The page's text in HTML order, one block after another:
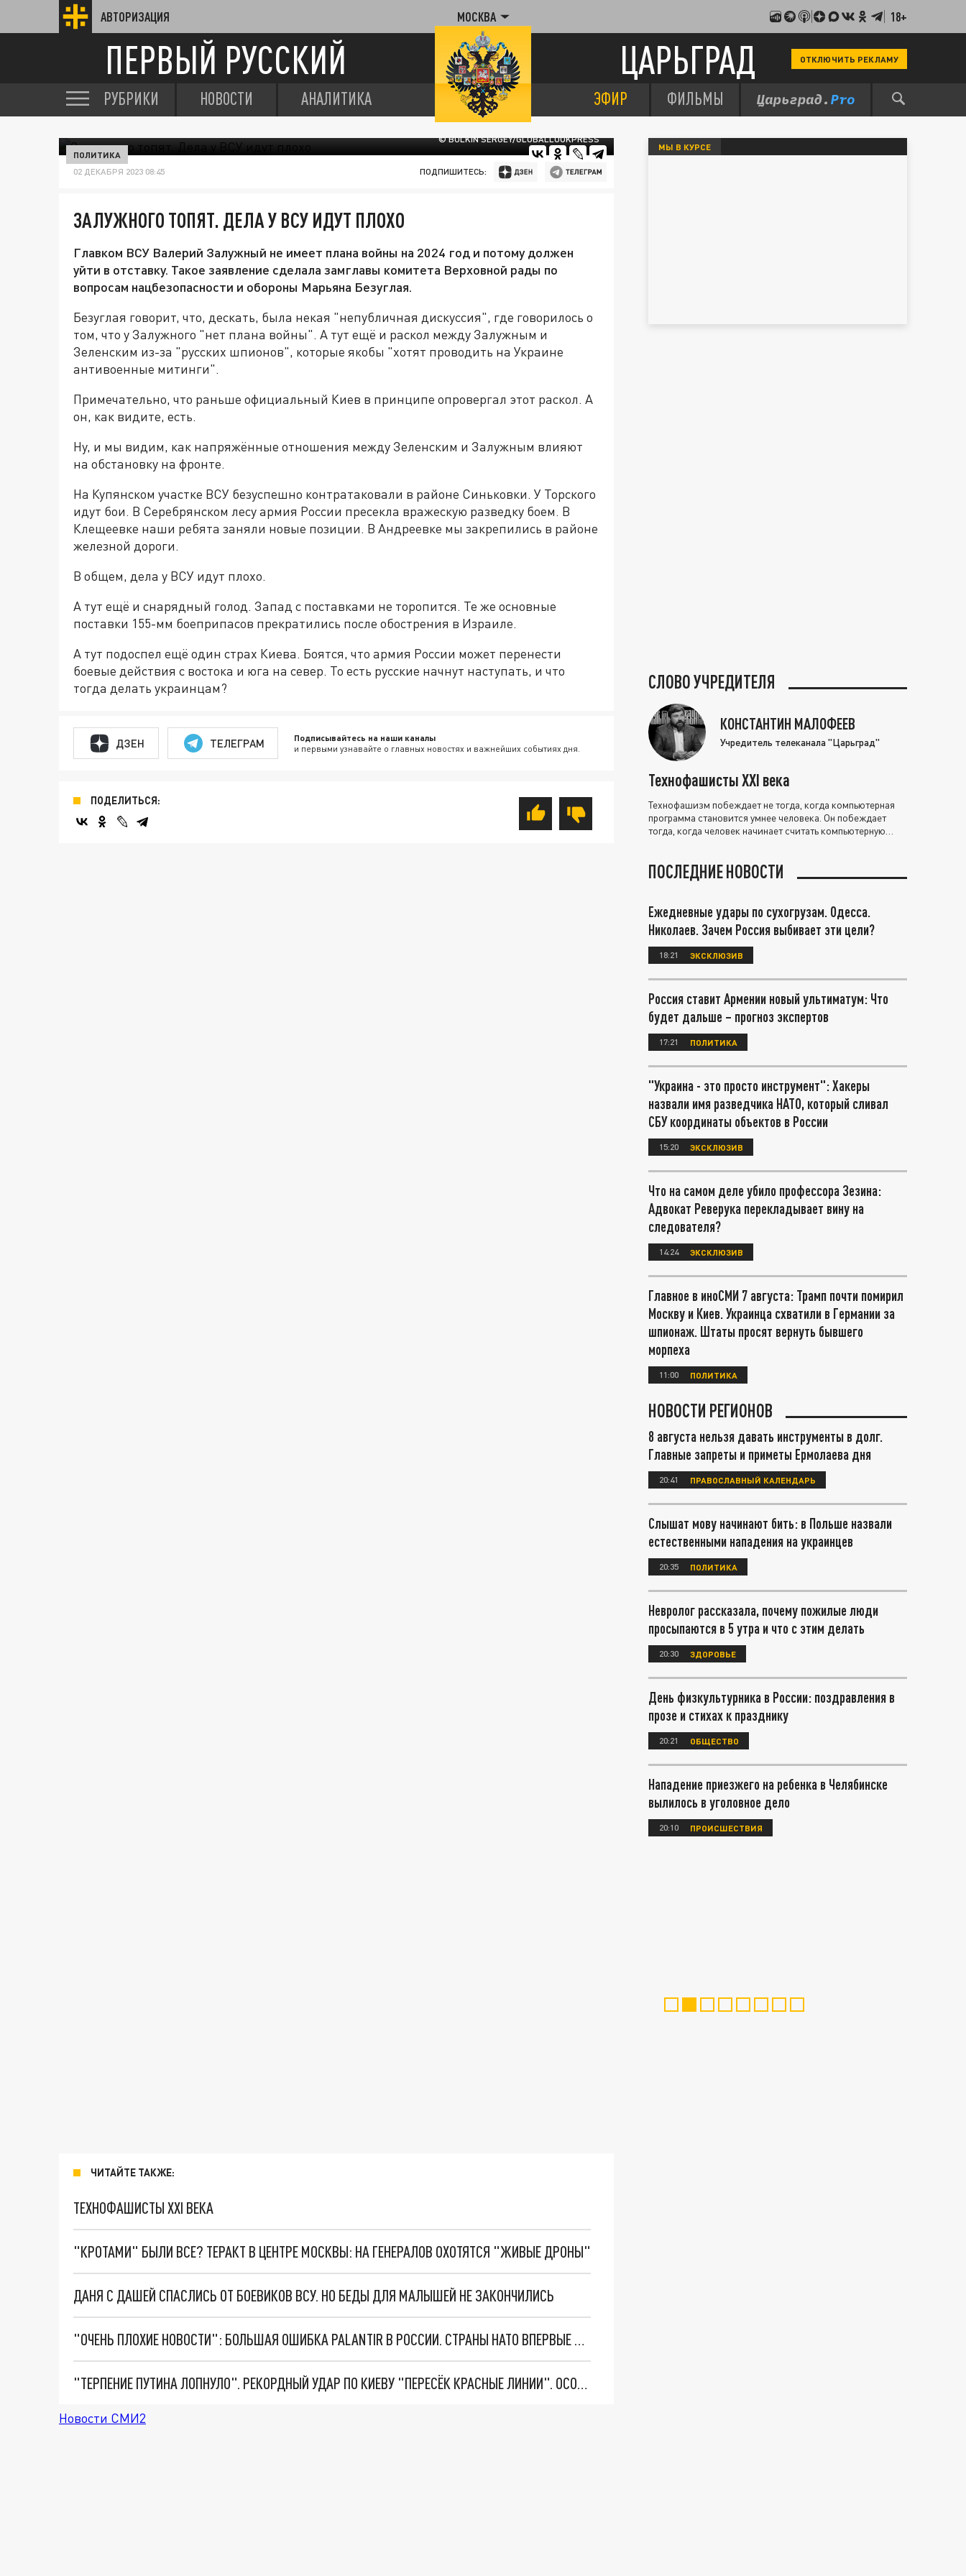
АВТОРИЗАЦИЯ МОСКВА 18+
ПЕРВЫЙ РУССКИЙ ЦАРЬГРАД ОТКЛЮЧИТЬ РЕКЛАМУ
РУБРИКИ НОВОСТИ АНАЛИТИКА ЭФИР ФИЛЬМЫ
© BULKIN SERGEY/GLOBALLOOKPRESS
ПОЛИТИКА
02 ДЕКАБРЯ 2023 08:45 ПОДПИШИТЕСЬ:
ЗАЛУЖНОГО ТОПЯТ. ДЕЛА У ВСУ ИДУТ ПЛОХО
Главком ВСУ Валерий Залужный не имеет плана войны на 2024 год и потому должен
уйти в отставку. Такое заявление сделала замглавы комитета Верховной рады по
вопросам нацбезопасности и обороны Марьяна Безуглая.
Безуглая говорит, что, дескать, была некая "непубличная дискуссия", где говорилось о
том, что у Залужного "нет плана войны". А тут ещё и раскол между Залужным и
Зеленским из-за "русских шпионов", которые якобы "хотят проводить на Украине
антивоенные митинги".
Примечательно, что раньше официальный Киев в принципе опровергал этот раскол. А
он, как видите, есть.
Ну, и мы видим, как напряжённые отношения между Зеленским и Залужным влияют
на обстановку на фронте.
На Купянском участке ВСУ безуспешно контратаковали в районе Синьковки. У Торского
идут бои. В Серебрянском лесу армия России пресекла вражескую разведку боем. В
Клещеевке наши ребята заняли новые позиции. В Андреевке мы закрепились в районе
железной дороги.
В общем, дела у ВСУ идут плохо.
А тут ещё и снарядный голод. Запад с поставками не торопится. Те же основные
поставки 155-мм боеприпасов прекратились после обострения в Израиле.
А тут подоспел ещё один страх Киева. Боятся, что армия России может перенести
боевые действия с востока и юга на север. То есть русские начнут наступать, и что
тогда делать украинцам?
ДЗЕН ТЕЛЕГРАМ Подписывайтесь на наши каналы
и первыми узнавайте о главных новостях и важнейших событиях дня.
ПОДЕЛИТЬСЯ:
ЧИТАЙТЕ ТАКЖЕ:
ТЕХНОФАШИСТЫ XXI ВЕКА
"КРОТАМИ" БЫЛИ ВСЕ? ТЕРАКТ В ЦЕНТРЕ МОСКВЫ: НА ГЕНЕРАЛОВ ОХОТЯТСЯ "ЖИВЫЕ ДРОНЫ"
ДАНЯ С ДАШЕЙ СПАСЛИСЬ ОТ БОЕВИКОВ ВСУ. НО БЕДЫ ДЛЯ МАЛЫШЕЙ НЕ ЗАКОНЧИЛИСЬ
"ОЧЕНЬ ПЛОХИЕ НОВОСТИ": БОЛЬШАЯ ОШИБКА PALANTIR В РОССИИ. СТРАНЫ НАТО ВПЕРВЫЕ ЗА СВО ОСТАНОВИЛИ ПОСТАВКИ ОРУЖИЯ. ВСУ ТЕРЯЮТ ПРИГРАНИЧЬЕ?
"ТЕРПЕНИЕ ПУТИНА ЛОПНУЛО". РЕКОРДНЫЙ УДАР ПО КИЕВУ "ПЕРЕСЁК КРАСНЫЕ ЛИНИИ". ОСОБЫЕ СПЕЦЫ КНДР НА ЛБС? ТАЙНЫЕ ПЕРЕГОВОРЫ ЕВРОПЫ И МОСКВЫ
Новости СМИ2
МЫ В КУРСЕ
СЛОВО УЧРЕДИТЕЛЯ
КОНСТАНТИН МАЛОФЕЕВ
Учредитель телеканала "Царьград"
Технофашисты XXI века
Технофашизм побеждает не тогда, когда компьютерная
программа становится умнее человека. Он побеждает
тогда, когда человек начинает считать компьютерную
ПОСЛЕДНИЕ НОВОСТИ
Ежедневные удары по сухогрузам. Одесса.
Николаев. Зачем Россия выбивает эти цели?
18:21 ЭКСКЛЮЗИВ
Россия ставит Армении новый ультиматум: Что
будет дальше – прогноз экспертов
17:21 ПОЛИТИКА
"Украина - это просто инструмент": Хакеры
назвали имя разведчика НАТО, который сливал
СБУ координаты объектов в России
15:20 ЭКСКЛЮЗИВ
Что на самом деле убило профессора Зезина:
Адвокат Реверука перекладывает вину на
следователя?
14:24 ЭКСКЛЮЗИВ
Главное в иноСМИ 7 августа: Трамп почти помирил
Москву и Киев. Украинца схватили в Германии за
шпионаж. Штаты просят вернуть бывшего
морпеха
11:00 ПОЛИТИКА
НОВОСТИ РЕГИОНОВ
8 августа нельзя давать инструменты в долг.
Главные запреты и приметы Ермолаева дня
20:41 ПРАВОСЛАВНЫЙ КАЛЕНДАРЬ
Слышат мову начинают бить: в Польше назвали
естественными нападения на украинцев
20:35 ПОЛИТИКА
Невролог рассказала, почему пожилые люди
просыпаются в 5 утра и что с этим делать
20:30 ЗДОРОВЬЕ
День физкультурника в России: поздравления в
прозе и стихах к празднику
20:21 ОБЩЕСТВО
Нападение приезжего на ребенка в Челябинске
вылилось в уголовное дело
20:10 ПРОИСШЕСТВИЯ